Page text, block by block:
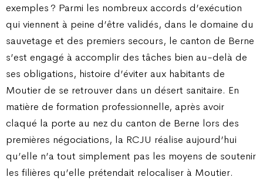
exemples ? Parmi les nombreux accords d’exécution
qui viennent à peine d’être validés, dans le domaine du
sauvetage et des premiers secours, le canton de Berne
s’est engagé à accomplir des tâches bien au-delà de
ses obligations, histoire d’éviter aux habitants de
Moutier de se retrouver dans un désert sanitaire. En
matière de formation professionnelle, après avoir
claqué la porte au nez du canton de Berne lors des
premières négociations, la RCJU réalise aujourd’hui
qu’elle n’a tout simplement pas les moyens de soutenir
les filières qu’elle prétendait relocaliser à Moutier.